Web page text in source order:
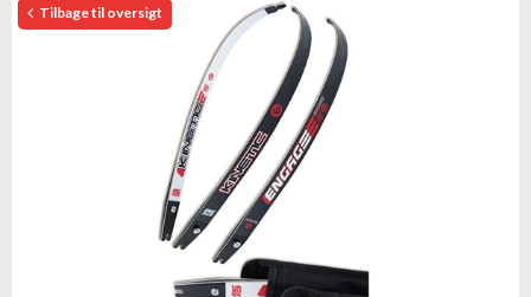
Tilbage til oversigt